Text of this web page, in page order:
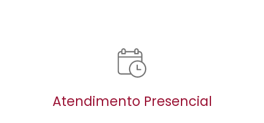
Atendimento Presencial